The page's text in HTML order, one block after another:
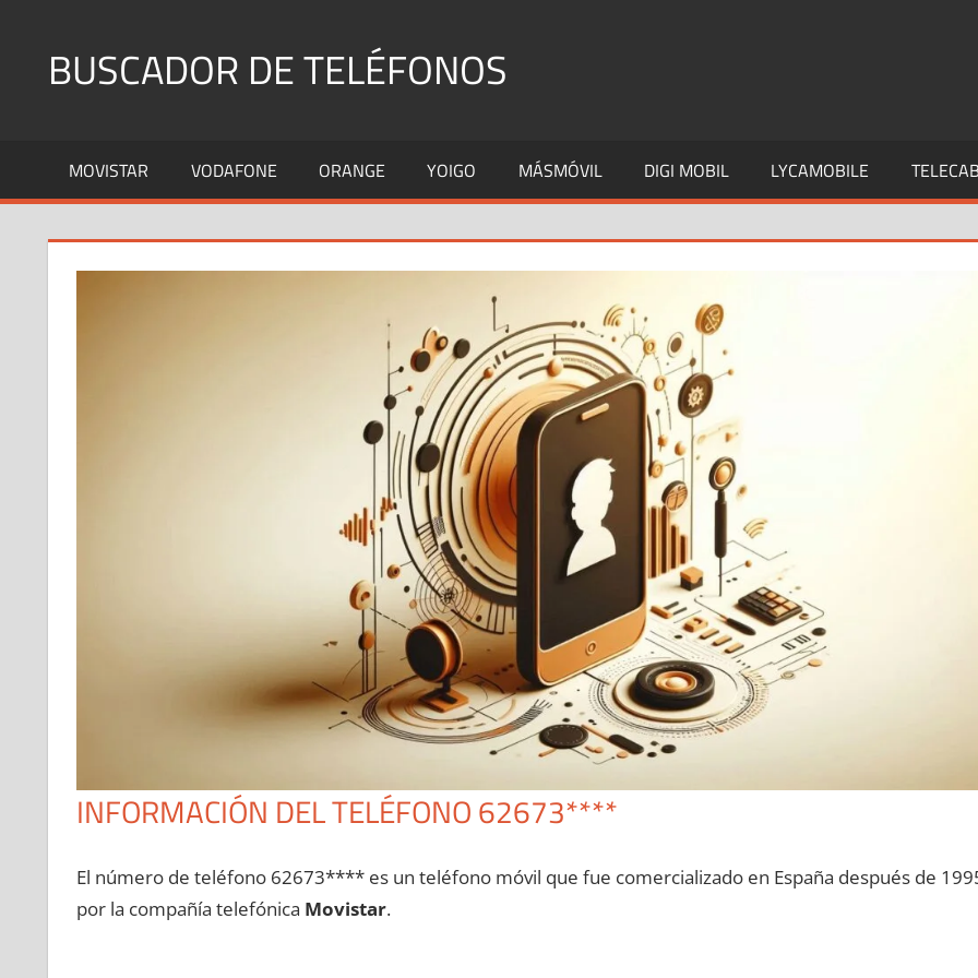
contenidoBUSCADOR DE TELÉFONOS
Fijos
y
MOVISTAR VODAFONE ORANGE YOIGO MÁSMÓVIL DIGI MOBIL LYCAMOBILE
INFORMACIÓN DEL TELÉFONO 62673****
El número dе teléfono 62673**** es un teléfono móvil quе fue comercializado en España después dе
pοr la compañía telefónica Movistar.